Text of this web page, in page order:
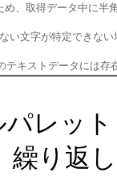
め、取得データ中に半
い文字が特定できない
テキストデータには
レッ
繰り返